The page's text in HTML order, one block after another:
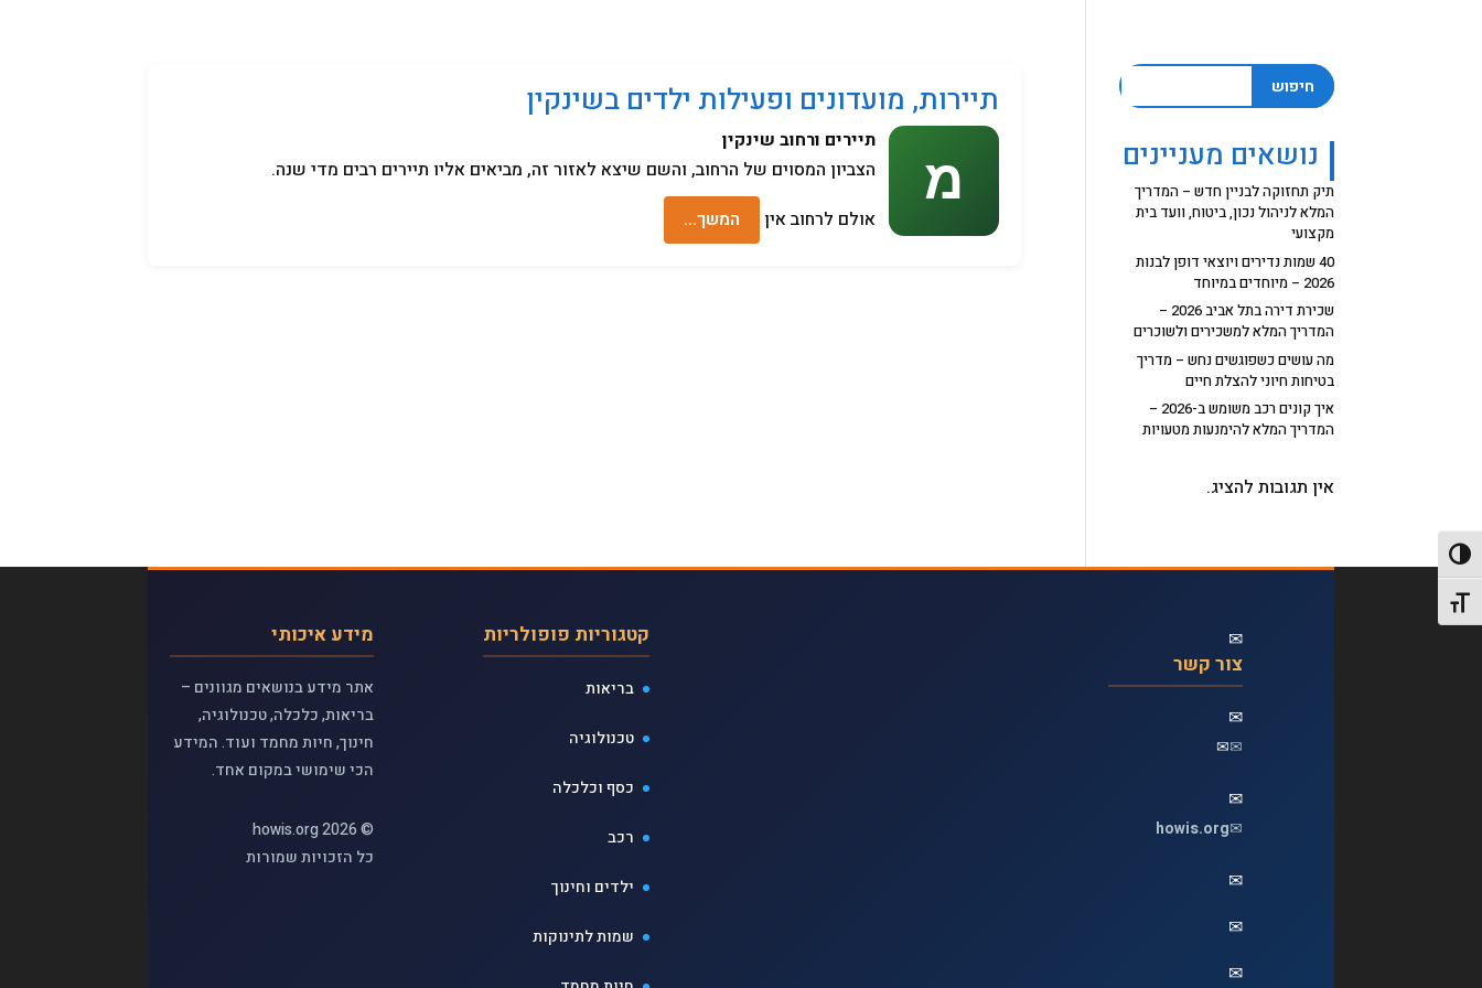
הפעל/כבה ניגודיות גבוהה
מתג גודל גופן
תיירות, מועדונים ופעילות ילדים בשינקין
תיירים ורחוב שינקין
הצביון המסוים של הרחוב, והשם שיצא לאזור זה, מביאים אליו תיירים רבים מדי שנה.
אולם לרחוב אין
המשך…
חיפוש
נושאים מעניינים
תיק תחזוקה לבניין חדש – המדריך
המלא לניהול נכון, ביטוח, וועד בית
מקצועי
40 שמות נדירים ויוצאי דופן לבנות
2026 – מיוחדים במיוחד
שכירת דירה בתל אביב 2026 –
המדריך המלא למשכירים ולשוכרים
מה עושים כשפוגשים נחש – מדריך
בטיחות חיוני להצלת חיים
איך קונים רכב משומש ב-2026 –
המדריך המלא להימנעות מטעויות
אין תגובות להציג.
מידע איכותי
אתר מידע בנושאים מגוונים –
בריאות, כלכלה, טכנולוגיה,
חינוך, חיות מחמד ועוד. המידע
הכי שימושי במקום אחד.
© 2026 howis.org
כל הזכויות שמורות
קטגוריות פופולריות
בריאות
טכנולוגיה
כסף וכלכלה
רכב
ילדים וחינוך
שמות לתינוקות
✉
צור קשר
✉
✉
✉
✉
✉
howis.org
✉
✉
✉